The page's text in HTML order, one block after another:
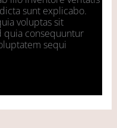
sunt explicabo.
voluptas sit
quia consequuntur
sequi